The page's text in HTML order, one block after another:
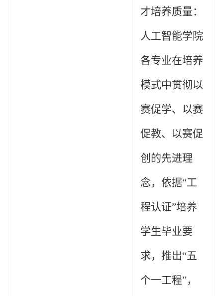
才培养质量：
人工智能学院
各专业在培养
模式中贯彻以
赛促学、以赛
促教、以赛促
创的先进理
念，依据“工
程认证”培养
学生毕业要
求，推出“五
个一工程”，